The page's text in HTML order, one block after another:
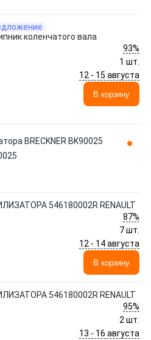
коленчатого вала
93%
1 шт.
12 - 15 августа
В корзину
BRECKNER BK90025
546180002R RENAULT
87%
7 шт.
12 - 14 августа
В корзину
546180002R RENAULT
95%
2 шт.
13 - 16 августа